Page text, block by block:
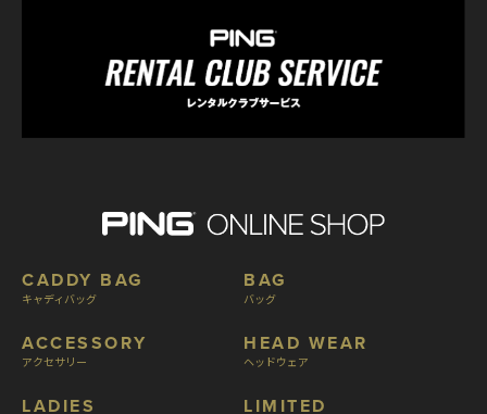
CADDY BAG
キャディバッグ
ACCESSORY
アクセサリー
LADIES
BAG
バッグ
HEAD WEAR
ヘッドウェア
LIMITED